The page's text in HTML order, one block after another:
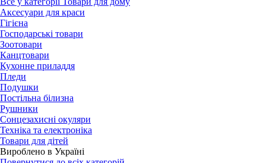
Аксесуари для краси
Гігієна
Господарські товари
Зоотовари
Канцтовари
Кухонне приладдя
Пледи
Подушки
Постільна білизна
Рушники
Сонцезахисні окуляри
Техніка та електроніка
Товари для дітей
Вироблено в Україні